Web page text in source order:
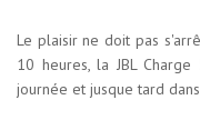
Le plaisir ne doit pas
10 heures, la JBL
journée et jusque tard